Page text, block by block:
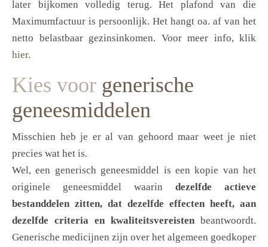
later bijkomen volledig terug. Het plafond van die
Maximumfactuur is persoonlijk. Het hangt oa. af van het
netto belastbaar gezinsinkomen. Voor meer info, klik
hier.
Kies voor generische
geneesmiddelen
Misschien heb je er al van gehoord maar weet je niet
precies wat het is.
Wel, een generisch geneesmiddel is een kopie van het
originele geneesmiddel waarin dezelfde actieve
bestanddelen zitten, dat dezelfde effecten heeft, aan
dezelfde criteria en kwaliteitsvereisten beantwoordt.
Generische medicijnen zijn over het algemeen goedkoper